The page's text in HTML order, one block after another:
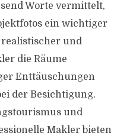
Worte vermittelt,
ein wichtiger
und
die Räume
Enttäuschungen
der Besichtigung.
und
Makler bieten